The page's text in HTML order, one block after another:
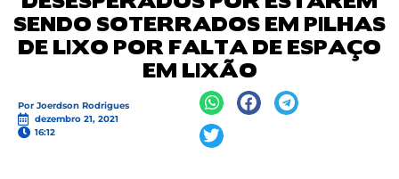
SENDO SOTERRADOS EM PILHAS
DE LIXO POR FALTA DE ESPAÇO
EM LIXÃO
Por Joerdson Rodrigues
dezembro 21, 2021
16:12